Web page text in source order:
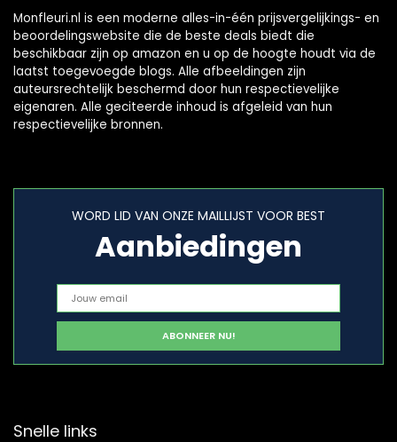
Monfleuri.nl is een moderne alles-in-één prijsvergelijkings- en
beoordelingswebsite die de beste deals biedt die
beschikbaar zijn op amazon en u op de hoogte houdt via de
laatst toegevoegde blogs. Alle afbeeldingen zijn
auteursrechtelijk beschermd door hun respectievelijke
eigenaren. Alle geciteerde inhoud is afgeleid van hun
respectievelijke bronnen.
WORD LID VAN ONZE MAILLIJST VOOR BEST
Aanbiedingen
Snelle links